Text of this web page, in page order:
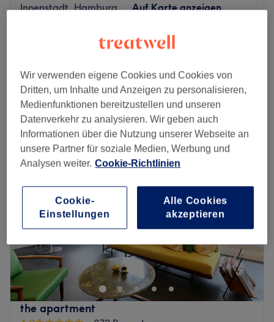
Innenstadt, Hamburg
Auf Karte anzeigen
2 Std.
Schnellansicht Saloninfos
Montag 10:00–19:00
Dienstag
10:00–19:00
Mittwoch
10:00– 19:00
Donnerstag
Samstag
10:00–19:00
Sonntag
Geschlossen
anspruchsvollen Balayage-Look, der deine natürliche
Schönheit unterstreicht? Dann komm im Bacstagestudio in
Hamburg vorbei und lass dich von dem zauberhaften und
breitgefächerten Angebot rund um das Thema Schnitte,
Colorationen und Haarpflege überzeugen.
the apartment
Wir verwenden eigene Cookies und Cookies von
Dritten, um Inhalte und Anzeigen zu personalisieren,
Medienfunktionen bereitzustellen und unseren
Datenverkehr zu analysieren. Wir geben auch
Informationen über die Nutzung unserer Webseite an
unsere Partner für soziale Medien, Werbung und
Analysen weiter. Cookie-Richtlinien
Cookie-
Einstellungen
Alle Cookies
akzeptieren